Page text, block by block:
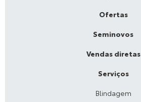
Ofertas
Seminovos
Vendas diretas
Serviços
Blindagem